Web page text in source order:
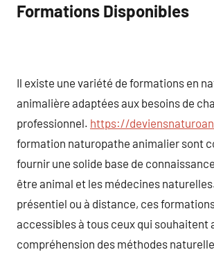
Formations Disponibles
Il existe une variété de formations en
animalière adaptées aux besoins de
professionnel. https://
formation naturopathe animalier sont
fournir une solide base de
être animal et les médecines
présentiel ou à distance, ces
accessibles à tous ceux qui souhaitent
compréhension des méthodes